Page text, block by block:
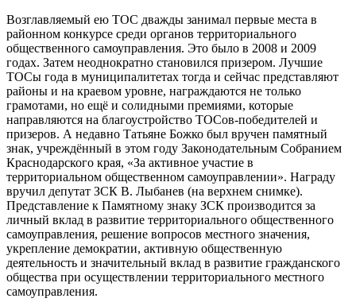
Возглавляемый ею ТОС дважды занимал первые места в
районном конкурсе среди органов территориального
общественного самоуправления. Это было в 2008 и 2009
годах. Затем неоднократно становился призером. Лучшие
ТОСы года в муниципалитетах тогда и сейчас представляют
районы и на краевом уровне, награждаются не только
грамотами, но ещё и солидными премиями, которые
направляются на благоустройство ТОСов-победителей и
призеров. А недавно Татьяне Божко был вручен памятный
знак, учреждённый в этом году Законодательным Собранием
Краснодарского края, «За активное участие в
территориальном общественном самоуправлении». Награду
вручил депутат ЗСК В. Лыбанев (на верхнем снимке).
Представление к Памятному знаку ЗСК производится за
личный вклад в развитие территориального общественного
самоуправления, решение вопросов местного значения,
укрепление демократии, активную общественную
деятельность и значительный вклад в развитие гражданского
общества при осуществлении территориального местного
самоуправления.